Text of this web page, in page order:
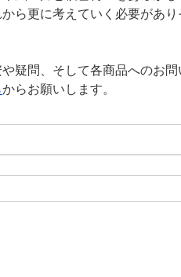
ら更に考えていく必要があ
疑問、そして各商品へのお
からお願いします。